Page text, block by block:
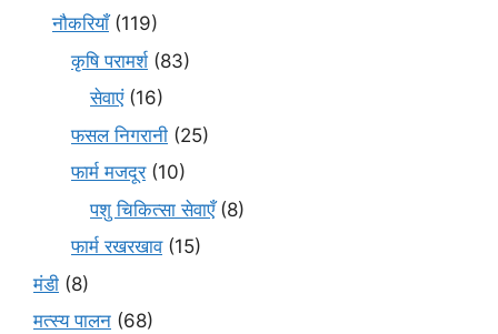
नौकरियाँ(119)
कृषि परामर्श(83)
सेवाएं(16)
फसल निगरानी (25)
फार्म मजदूर(10)
पशु चिकित्सा सेवाएँ(8)
फार्म रखरखाव(15)
मंडी (8)
मत्स्य पालन (68)